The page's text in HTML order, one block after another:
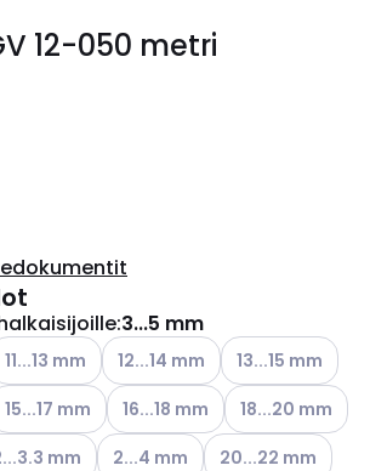
12-050 metri
:3...5 mm
olevat vaihtoehdot
käytettävissä olevat vaihtoehdot
11...13 mm Katso käytettävissä olevat
12...14 mm Katso
13...15 mm
olevat vaihtoehdot
käytettävissä olevat vaihtoehdot
15...17 mm Katso käytettävissä olevat
16...18 mm Katso
18...20 mm
käytettävissä olevat vaihtoehdot
mm Katso käytettävissä olevat
2...4 mm Katso
20...22 mm